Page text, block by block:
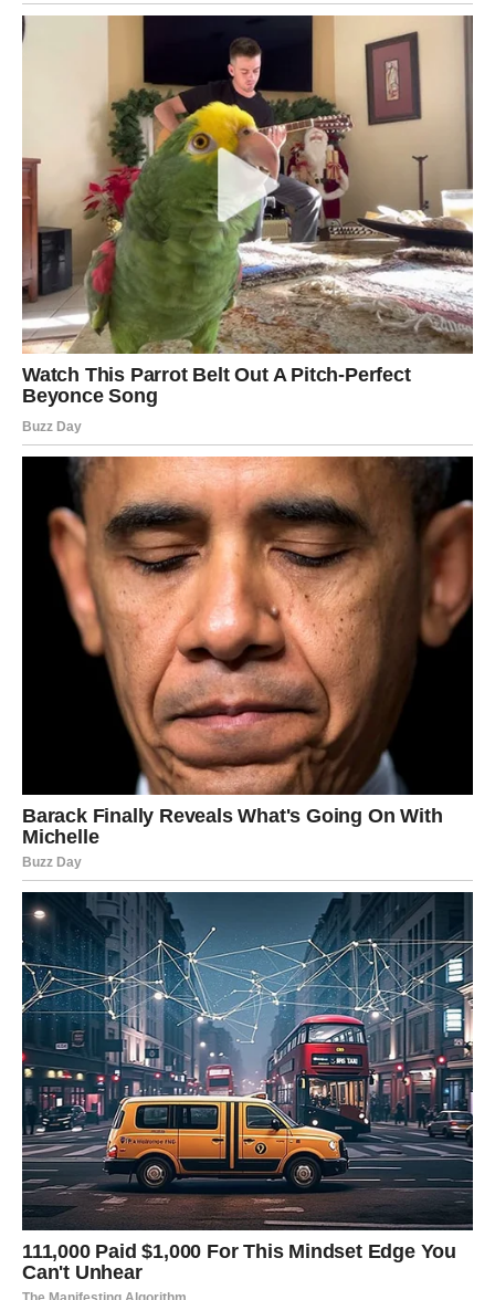
Srce konačno govori glasnije od razuma
Pred vama su veoma važni emotivni trenuci.
VODOLIJA
Zvijezde vam donose neočekivanu poruku koja potpuno
mijenja vaše emocije.
Jedna osoba sada vam jasno pokazuje da vas nikada nije
zaboravila.
Sudbina vam vraća stare emocije
Pred vama su veoma posebni trenuci.
RIBE
Ribe ulaze u veoma emotivan i nježan period.
Poslije mnogo tuge dolazi osoba koja vam vraća vjeru u
ljubav i sreću.
Duša ponovo osjeća ono što je dugo
nedostajalo
Pred vama su trenuci puni topline i emocija.
Bivša ljubav ovih dana ponovo ulazi u živote mnogih
znakova Zodijaka, ali posebno će to osjetiti Rakovi, Vage i
Strijelčevi kojima zvijezde šalju povratak emocija i priliku
da konačno riješe priču koja nikada nije bila do kraja
završena.
Ovo je period tokom kojeg univerzum pokazuje da neke
ljubavi ne nestaju — one samo čekaju pravi trenutak da
se ponovo pojave.